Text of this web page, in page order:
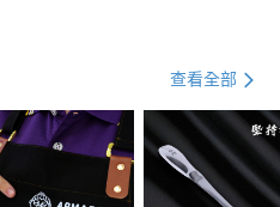
查看全部